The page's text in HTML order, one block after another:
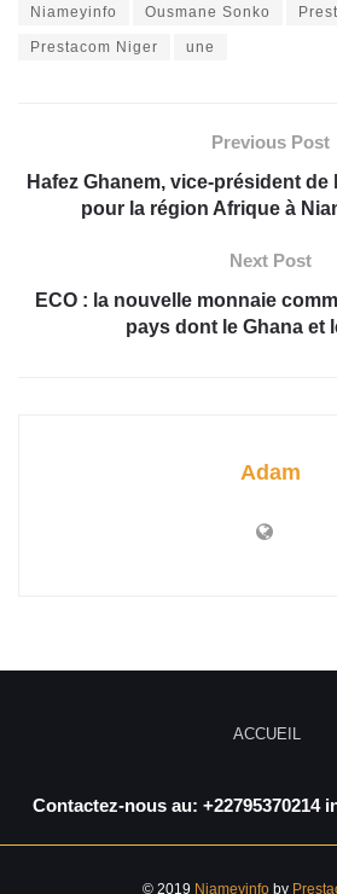
Niameyinfo Ousmane Sonko
Prestacom Niger une
Previous Post
Hafez Ghanem, vice-président
pour la région Afrique à
Next Post
ECO : la nouvelle monnaie
pays dont le Ghana et
Adam
ACCUEIL
Contactez-nous au: +22795370214
© 2019 Niameyinfo by